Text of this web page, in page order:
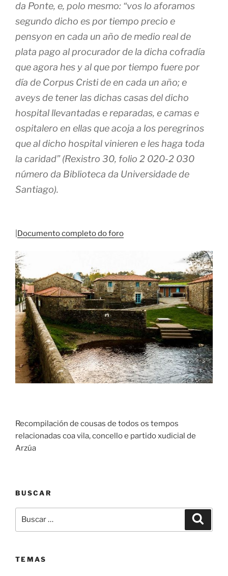
da Ponte, e, polo mesmo: “vos lo aforamos
segundo dicho es por tiempo precio e
pensyon en cada un año de medio real de
plata pago al procurador de la dicha cofradía
que agora hes y al que por tiempo fuere por
día de Corpus Cristi de en cada un año; e
aveys de tener las dichas casas del dicho
hospital llevantadas e reparadas, e camas e
ospitalero en ellas que acoja a los peregrinos
que al dicho hospital vinieren e les haga toda
la caridad” (Rexistro 30, folio 2 020-2 030
número da Biblioteca da Universidade de
Santiago).
Documento completo do foro
Recompilación de cousas de todos os tempos
relacionadas coa vila, concello e partido xudicial de
Arzúa
BUSCAR
TEMAS